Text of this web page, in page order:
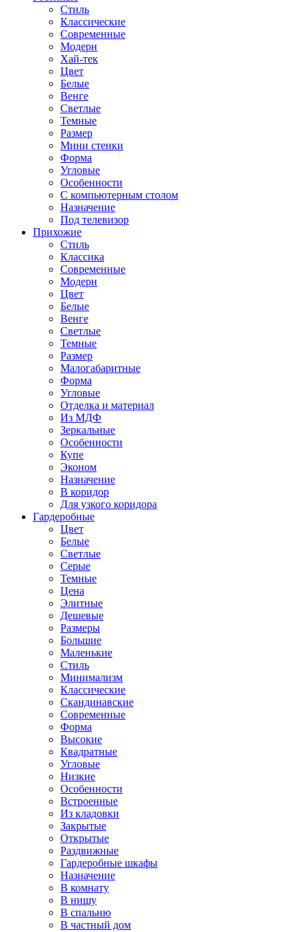
Стиль
Классические
Современные
Модерн
Хай-тек
Цвет
Белые
Венге
Светлые
Темные
Размер
Мини стенки
Форма
Угловые
Особенности
С компьютерным столом
Назначение
Под телевизор
Прихожие
Стиль
Классика
Современные
Модерн
Цвет
Белые
Венге
Светлые
Темные
Размер
Малогабаритные
Форма
Угловые
Отделка и материал
Из МДФ
Зеркальные
Особенности
Купе
Эконом
Назначение
В коридор
Для узкого коридора
Гардеробные
Цвет
Белые
Светлые
Серые
Темные
Цена
Элитные
Дешевые
Размеры
Большие
Маленькие
Стиль
Минимализм
Классические
Скандинавские
Современные
Форма
Высокие
Квадратные
Угловые
Низкие
Особенности
Встроенные
Из кладовки
Закрытые
Открытые
Раздвижные
Гардеробные шкафы
Назначение
В комнату
В нишу
В спальню
В частный дом